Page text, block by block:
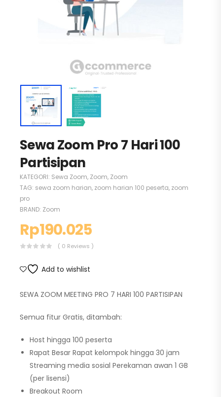
Sewa Zoom Pro 7 Hari 100
Partisipan
KATEGORI: Sewa Zoom, Zoom, Zoom
TAG: sewa zoom harian, zoom harian 100 peserta, zoom
pro
BRAND: Zoom
Rp190.025
( 0 Reviews )
Add to wishlist
SEWA ZOOM MEETING PRO 7 HARI 100 PARTISIPAN
Semua fitur Gratis, ditambah:
Host hingga 100 peserta
Rapat Besar Rapat kelompok hingga 30 jam
Streaming media sosial Perekaman awan 1 GB
(per lisensi)
Breakout Room